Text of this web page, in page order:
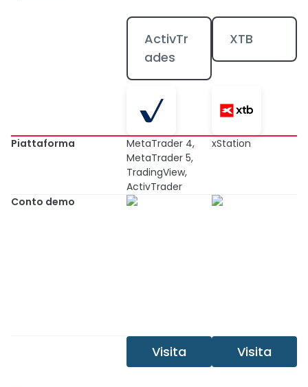
ActivTr
ades
XTB
Piattaforma
MetaTrader 4,
MetaTrader 5,
TradingView,
ActivTrader
xStation
Conto demo
Visita Visita